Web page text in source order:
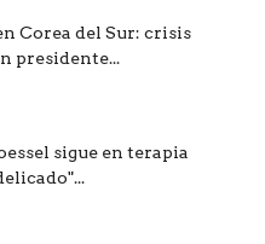
Corea del Sur: crisis
presidente...
sigue en terapia